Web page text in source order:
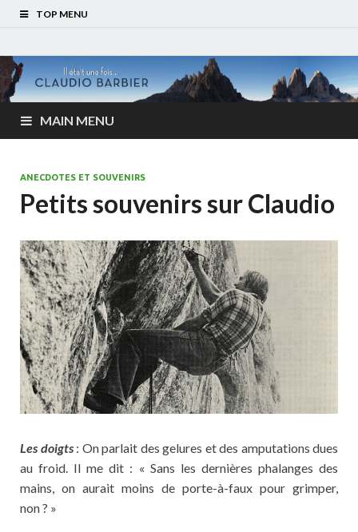
TOP MENU
MAIN MENU
ANECDOTES ET SOUVENIRS
Petits souvenirs sur Claudio
Les doigts : On parlait des gelures et des amputations dues
au froid. Il me dit : « Sans les dernières phalanges des
mains, on aurait moins de porte-à-faux pour grimper,
non ? »